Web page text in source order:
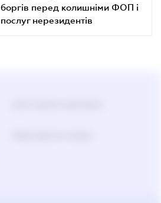
боргів перед колишніми ФОП і
послуг нерезидентів